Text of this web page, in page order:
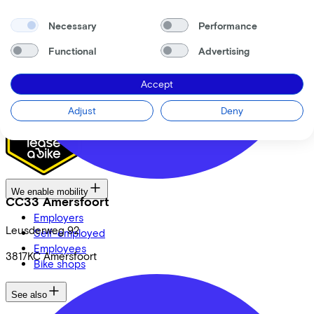
CC33 Amersfoort
Leusderweg 92
3817KC Amersfoort
FAQ
Security & Privacy
We enable mobility
Employers
Self-employed
Employees
Bike shops
See also
Necessary Performance
Functional Advertising
Accept
Adjust Deny